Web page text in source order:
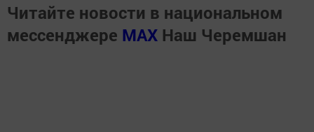
Читайте новости в национальном
мессенджере MАХ Наш Черемшан